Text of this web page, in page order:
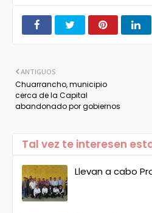
ANTIGUOS
Chuarrancho, municipio
cerca de la Capital
abandonado por gobiernos
Tal vez te interesen
Llevan a cabo